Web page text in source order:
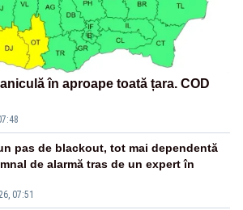
în aproape toată țara. COD
07:51
pas de blackout, tot mai dependentă
de alarmă tras de un expert în